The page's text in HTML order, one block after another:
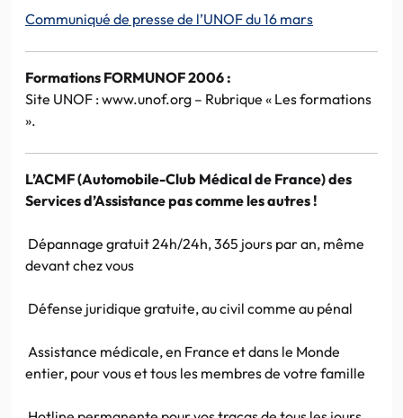
Communiqué de presse de l’UNOF du 16 mars
Formations FORMUNOF 2006 :
Site UNOF : www.unof.org – Rubrique « Les formations
».
L’ACMF (Automobile-Club Médical de France) des
Services d’Assistance pas comme les autres !
Dépannage gratuit 24h/24h, 365 jours par an, même
devant chez vous
Défense juridique gratuite, au civil comme au pénal
Assistance médicale, en France et dans le Monde
entier, pour vous et tous les membres de votre famille